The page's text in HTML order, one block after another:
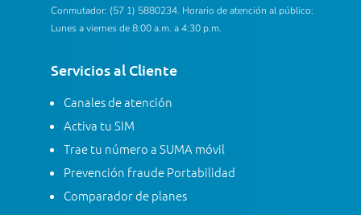
Conmutador: (57 1) 5880234. Horario de atención al público:
Lunes a viernes de 8:00 a.m. a 4:30 p.m.
Servicios al Cliente
Canales de atención
Activa tu SIM
Trae tu número a SUMA móvil
Prevención fraude Portabilidad
Comparador de planes